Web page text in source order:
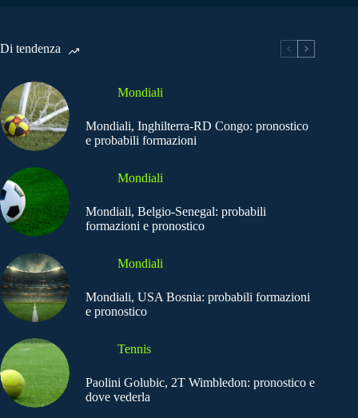
Di tendenza
Mondiali
Mondiali, Inghilterra-RD Congo: pronostico
e probabili formazioni
Mondiali
Mondiali, Belgio-Senegal: probabili
formazioni e pronostico
Mondiali
Mondiali, USA Bosnia: probabili formazioni
e pronostico
Tennis
Paolini Golubic, 2T Wimbledon: pronostico e
dove vederla